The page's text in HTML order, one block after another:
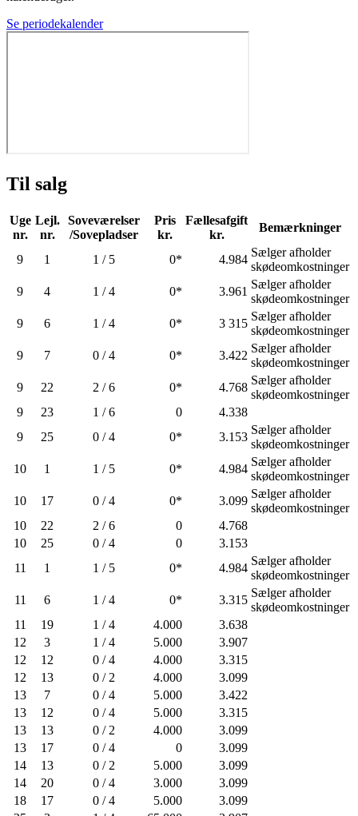
Se periodekalender
Til salg
Uge
nr.
Lejl.
nr.
Soveværelser
/Sovepladser
Pris
kr.
Fællesafgift
kr.
Bemærkninger
9 1 1 / 5 0* 4.984
Sælger afholder
skødeomkostninger
9
4 1 / 4 0* 3.961
Sælger afholder
skødeomkostninger
9
6 1 / 4 0* 3 315
Sælger afholder
skødeomkostninger
9
7 0 / 4 0* 3.422
Sælger afholder
skødeomkostninger
9
22 2 / 6 0* 4.768
Sælger afholder
skødeomkostninger
9
23 1 / 6 0
4.338
9
25 0 / 4 0* 3.153
Sælger afholder
skødeomkostninger
10
1 1 / 5 0* 4.984
Sælger afholder
skødeomkostninger
10
17 0 / 4 0* 3.099
Sælger afholder
skødeomkostninger
10
22 2 / 6 0
4.768
10
25 0 / 4 0
3.153
11
1 1 / 5 0* 4.984
Sælger afholder
skødeomkostninger
11
6 1 / 4 0* 3.315
Sælger afholder
skødeomkostninger
11
19 1 / 4 4.000
3.638
12
3 1 / 4 5.000
3.907
12
12 0 / 4 4.000
3.315
12
13 0 / 2 4.000
3.099
13
7 0 / 4 5.000
3.422
13
12 0 / 4 5.000
3.315
13
13 0 / 2 4.000
3.099
13
17 0 / 4 0
3.099
14
13 0 / 2 5.000
3.099
14
20 0 / 4 3.000
3.099
18
17 0 / 4 5.000
3.099